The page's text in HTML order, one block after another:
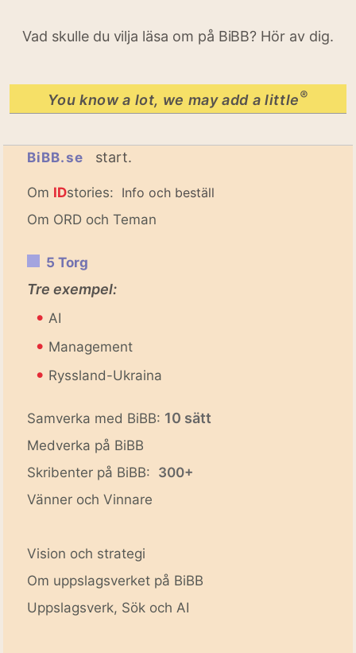
Vad skulle du vilja läsa om på BiBB? Hör av dig.
You know a lot, we may add a little®
BiBB.se start.
Om IDstories: Info och beställ
Om ORD och Teman
5 Torg
Tre exempel:
• AI
• Management
• Ryssland-Ukraina
Samverka med BiBB: 10 sätt
Medverka på BiBB
Skribenter på BiBB: 300+
Vänner och Vinnare
Vision och strategi
Om uppslagsverket på BiBB
Uppslagsverk, Sök och AI